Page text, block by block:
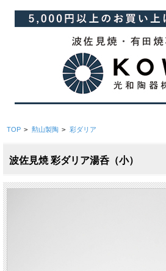
TOP > 勲山製陶 > 彩ダリア
波佐見焼 彩ダリア湯呑（小）